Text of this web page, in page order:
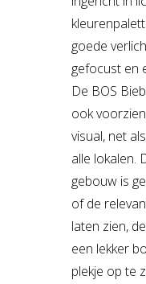
goede
gefocust en
De BOS
ook
visual, net
alle lokalen.
gebouw is
of de
laten zien,
een lekker
plekje op te